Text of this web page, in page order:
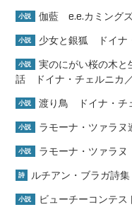
小説 伽藍 e.e.カミング
小説 少女と銀狐 ドイナ
小説
実のにがい桜の木
話 ドイナ・チェルニカ
小説 渡り鳥 ドイナ・チ
小説 ラモーナ・ツァラヌ
小説 ラモーナ・ツァラヌ
詩 ルチアン・ブラガ詩
小説 ビューチーコンテス